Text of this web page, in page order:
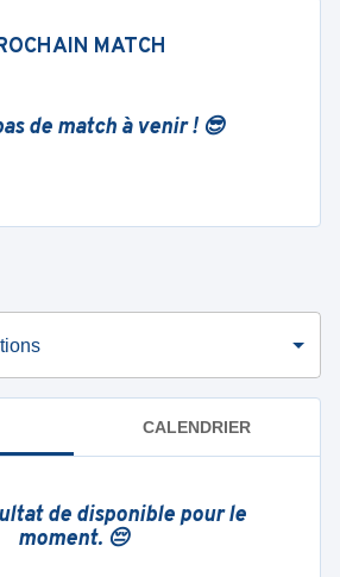
MATCH
de match à venir ! 😎
CALENDRIER
de disponible pour le
moment. 😔